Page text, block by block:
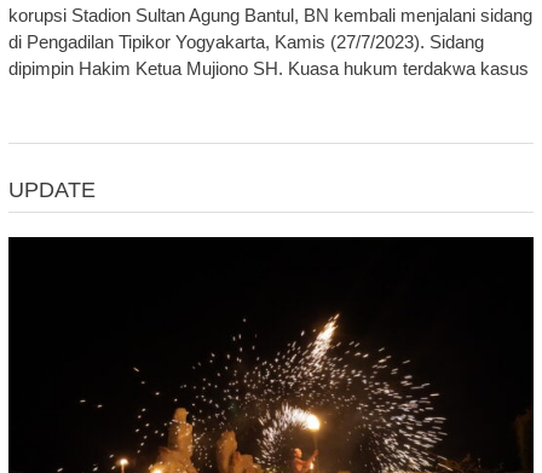
korupsi Stadion Sultan Agung Bantul, BN kembali menjalani sidang
di Pengadilan Tipikor Yogyakarta, Kamis (27/7/2023). Sidang
dipimpin Hakim Ketua Mujiono SH. Kuasa hukum terdakwa kasus
UPDATE